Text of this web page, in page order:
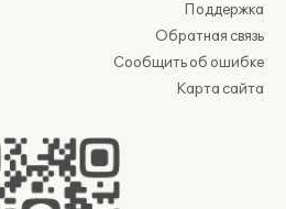
Поддержка
Обратная связь
Сообщить об ошибке
Карта сайта